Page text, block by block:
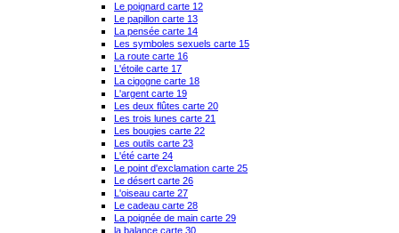
Le poignard carte 12
Le papillon carte 13
La pensée carte 14
Les symboles sexuels carte 15
La route carte 16
L'étoile carte 17
La cigogne carte 18
L'argent carte 19
Les deux flûtes carte 20
Les trois lunes carte 21
Les bougies carte 22
Les outils carte 23
L'été carte 24
Le point d'exclamation carte 25
Le désert carte 26
L'oiseau carte 27
Le cadeau carte 28
La poignée de main carte 29
la balance carte 30